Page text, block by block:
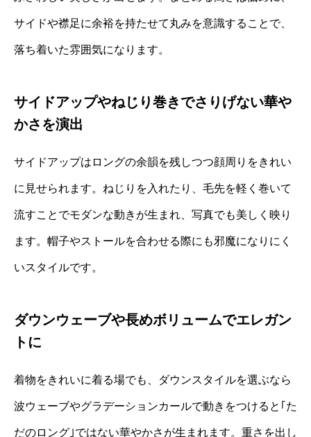
サイドや襟足に余裕を持たせて丸みを意識することで、
落ち着いた雰囲気になります。
サイドアップやねじり巻きでさりげない華や
かさを演出
サイドアップはロングの余韻を残しつつ顔周りをきれい
に見せられます。ねじりを入れたり、毛先を軽く巻いて
流すことでモダンな動きが生まれ、写真でも美しく映り
ます。帽子やストールを合わせる際にも邪魔になりにく
いスタイルです。
ダウンウェーブや長めボリュームでエレガン
トに
着物をきれいに着る場でも、ダウンスタイルを選ぶなら
波ウェーブやグラデーションカールで動きをつけると｢た
だのロング｣ではない華やかさが生まれます。重さを出し